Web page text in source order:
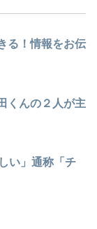
る！情報をお伝
くんの２人が主
い」通称「チ